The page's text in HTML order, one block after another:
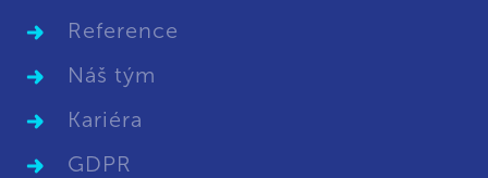
Reference
Náš tým
Kariéra
GDPR